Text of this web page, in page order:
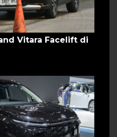
Vitara Facelift di